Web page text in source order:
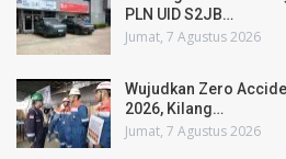
PLN UID S2JB…
Jumat, 7 Agustus 2026
Wujudkan Zero
2026, Kilang…
Jumat, 7 Agustus 2026